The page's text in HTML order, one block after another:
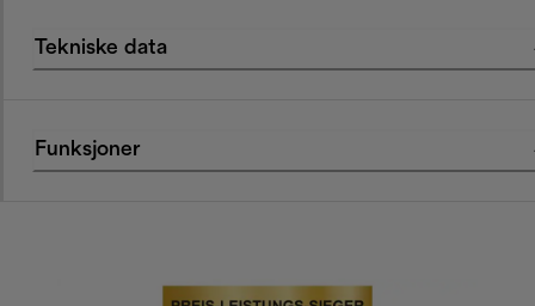
Tekniske data
Funksjoner